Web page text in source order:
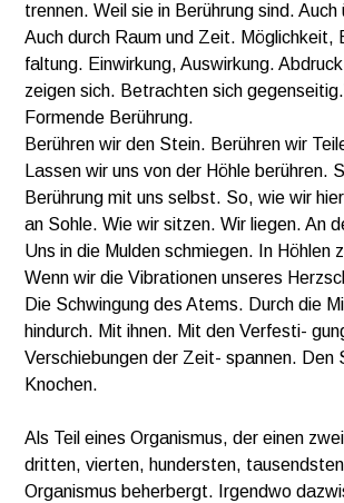
trennen. Weil sie in Berührung sind.
Auch durch Raum und Zeit. Möglichkeit,
faltung. Einwirkung, Auswirkung.
zeigen sich. Betrachten sich
Formende Berührung.
Berühren wir den Stein. Berühren wir
Lassen wir uns von der Höhle berühren.
Berührung mit uns selbst. So, wie wir
an Sohle. Wie wir sitzen. Wir liegen. An
Uns in die Mulden schmiegen. In Höhlen
Wenn wir die Vibrationen unseres
Die Schwingung des Atems. Durch die
hindurch. Mit ihnen. Mit den Verfesti-
Verschiebungen der Zeit- spannen. Den
Knochen.
Als Teil eines Organismus, der einen
dritten, vierten, hundersten,
Organismus beherbergt. Irgendwo